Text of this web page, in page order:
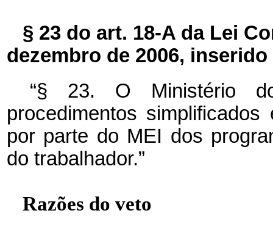
§ 23 do art. 18-A da Lei
dezembro de 2006,
“§ 23. O Ministério
procedimentos
por parte do MEI dos
do trabalhador.”
Razões do veto